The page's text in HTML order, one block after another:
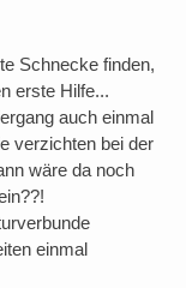
Schnecke finden,
erste Hilfe...
auch einmal
verzichten bei der
wäre da noch
einmal